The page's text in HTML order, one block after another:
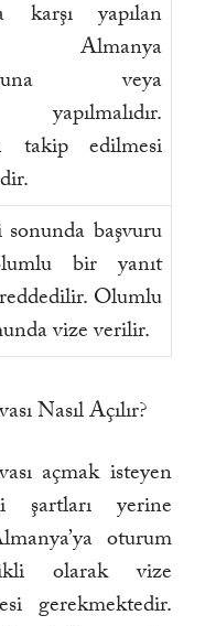
karşı yapılan
veya
takip edilmesi
başvuru
bir yanıt
Olumlu
vize verilir.
Nasıl Açılır?
açmak isteyen
şartları yerine
oturum
olarak vize
gerekmektedir.